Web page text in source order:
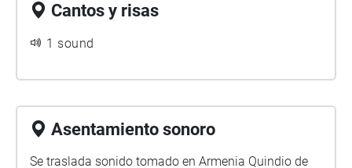
Cantos y risas
1 sound
Asentamiento sonoro
Se traslada sonido tomado en Armenia Quindio de